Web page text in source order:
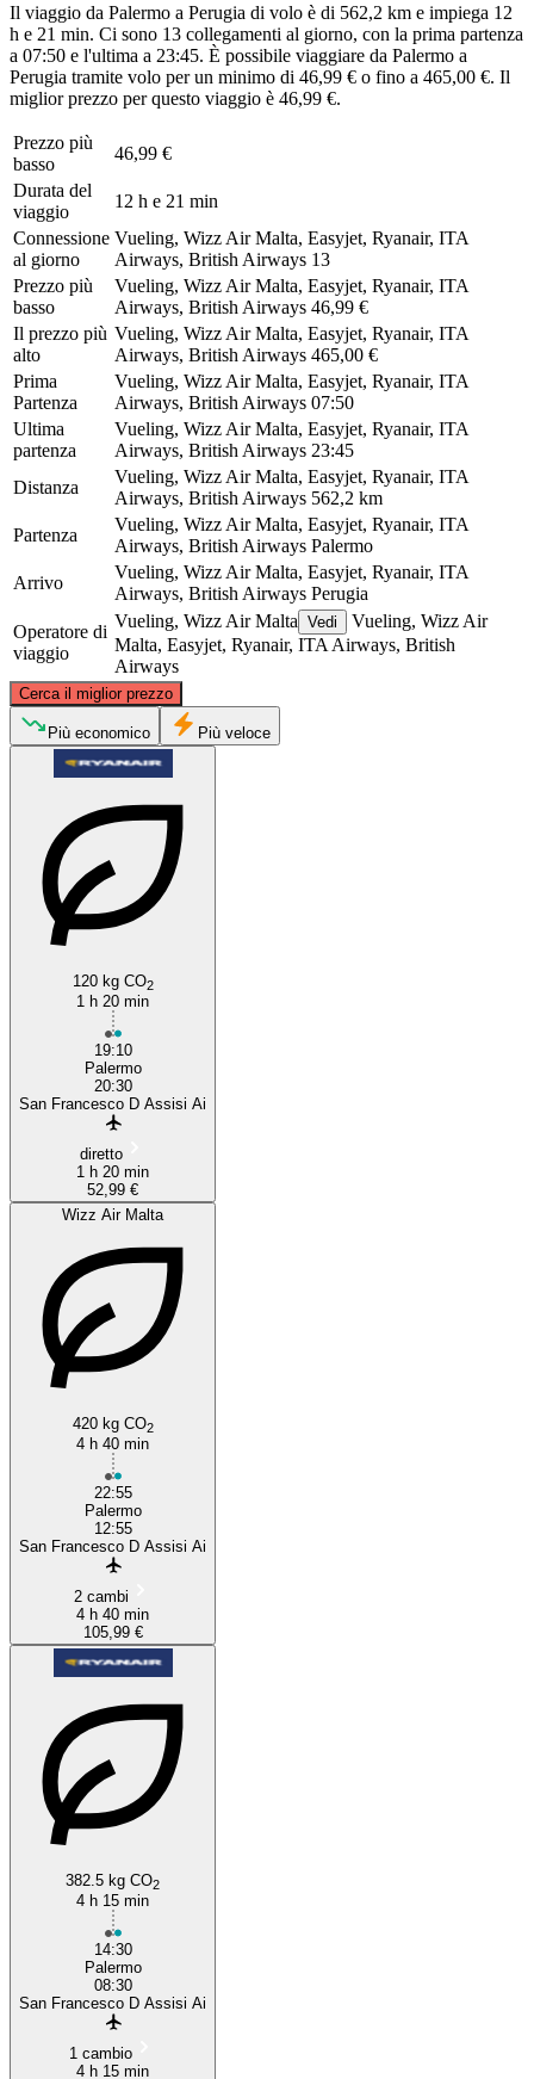
Il viaggio da Palermo a Perugia di volo è di 562,2 km e impiega 12
h e 21 min. Ci sono 13 collegamenti al giorno, con la prima partenza
a 07:50 e l'ultima a 23:45. È possibile viaggiare da Palermo a
Perugia tramite volo per un minimo di 46,99 € o fino a 465,00 €. Il
miglior prezzo per questo viaggio è 46,99 €.
Prezzo più
basso
46,99 €
Durata del
viaggio
12 h e 21 min
Connessione
al giorno
Vueling, Wizz Air Malta, Easyjet, Ryanair, ITA
Airways, British Airways 13
Prezzo più
basso
Vueling, Wizz Air Malta, Easyjet, Ryanair, ITA
Airways, British Airways 46,99 €
Il prezzo più
alto
Vueling, Wizz Air Malta, Easyjet, Ryanair, ITA
Airways, British Airways 465,00 €
Prima
Partenza
Vueling, Wizz Air Malta, Easyjet, Ryanair, ITA
Airways, British Airways 07:50
Ultima
partenza
Vueling, Wizz Air Malta, Easyjet, Ryanair, ITA
Airways, British Airways 23:45
Distanza
Vueling, Wizz Air Malta, Easyjet, Ryanair, ITA
Airways, British Airways 562,2 km
Partenza
Vueling, Wizz Air Malta, Easyjet, Ryanair, ITA
Airways, British Airways Palermo
Arrivo
Vueling, Wizz Air Malta, Easyjet, Ryanair, ITA
Airways, British Airways Perugia
Operatore di
viaggio
Vueling, Wizz Air Malta Vedi
Vueling, Wizz Air
Malta, Easyjet, Ryanair, ITA Airways, British
Airways
Cerca il miglior prezzo
Perugia
Più economico Più veloce
120 kg CO2
1 h 20 min
19:10
Palermo
20:30
San Francesco D Assisi Ai
diretto
1 h 20 min
52,99 €
Wizz Air Malta
420 kg CO2
4 h 40 min
22:55
Palermo
12:55
San Francesco D Assisi Ai
2 cambi
4 h 40 min
105,99 €
382.5 kg CO2
4 h 15 min
14:30
Palermo
08:30
San Francesco D Assisi Ai
1 cambio
4 h 15 min